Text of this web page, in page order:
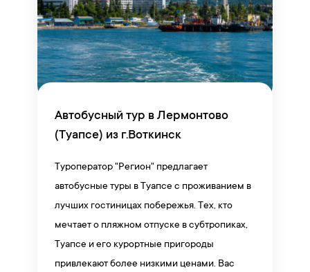
Автобусный тур в Лермонтово
(Туапсе) из г.Воткинск
Туроператор "Регион" предлагает
автобусные туры в Туапсе с проживанием в
лучших гостиницах побережья. Тех, кто
мечтает о пляжном отпуске в субтропиках,
Туапсе и его курортные пригороды
привлекают более низкими ценами. Вас